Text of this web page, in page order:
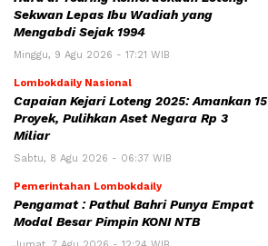
Sekwan Lepas Ibu Wadiah yang
Mengabdi Sejak 1994
Minggu, 9 Agu 2026 - 17:21 WIB
Lombokdaily Nasional
Capaian Kejari Loteng 2025: Amankan 15
Proyek, Pulihkan Aset Negara Rp 3
Miliar
Sabtu, 8 Agu 2026 - 06:37 WIB
Pemerintahan Lombokdaily
Pengamat : Pathul Bahri Punya Empat
Modal Besar Pimpin KONI NTB